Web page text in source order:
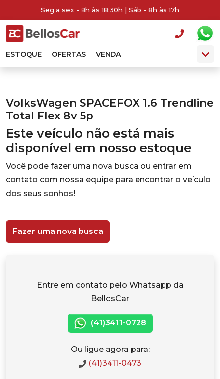
Seg a sex - 8h às 18:30h | Sáb - 8h às 17h
ESTOQUE OFERTAS VENDA
VolksWagen SPACEFOX 1.6 Trendline
Total Flex 8v 5p
Este veículo não está mais
disponível em nosso estoque
Você pode fazer uma nova busca ou entrar em
contato com nossa equipe para encontrar o veículo
dos seus sonhos!
Fazer uma nova busca
Entre em contato pelo Whatsapp da
BellosCar
(41)3411-0728
Ou ligue agora para:
(41)3411-0473